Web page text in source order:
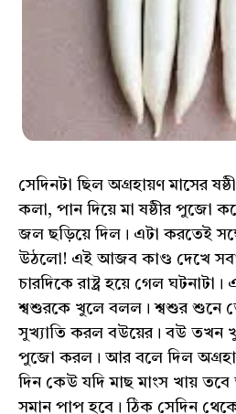
সেদিনটা ছিল অগ্রহায়ণ মাসের
কলা, পান দিয়ে মা ষষ্ঠীর পুজো
জল ছড়িয়ে দিল। এটা করতেই
উঠলো! এই আজব কাণ্ড দেখে
চারদিকে রাষ্ট্র হয়ে গেল
শ্বশুরকে খুলে বলল। শ্বশুর শুনে
সুখ্যাতি করল বউয়ের। বউ তখন
পুজো করল। আর বলে দিল
দিন কেউ যদি মাছ মাংস খায় তবে
সমান পাপ হবে। ঠিক সেদিন